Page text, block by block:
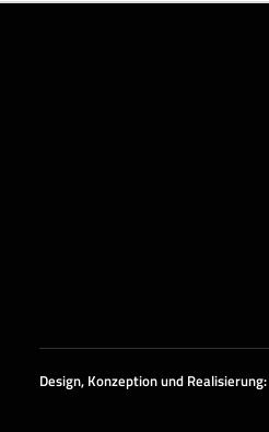
Design, Konzeption und Realisierung: